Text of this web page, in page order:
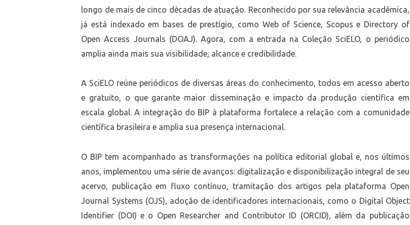
longo de mais de cinco décadas de atuação. Reconhecido por sua relevância acadêmica,
já está indexado em bases de prestígio, como Web of Science, Scopus e Directory of
Open Access Journals (DOAJ). Agora, com a entrada na Coleção SciELO, o periódico
amplia ainda mais sua visibilidade, alcance e credibilidade.
A SciELO reúne periódicos de diversas áreas do conhecimento, todos em acesso aberto
e gratuito, o que garante maior disseminação e impacto da produção científica em
escala global. A integração do BIP à plataforma fortalece a relação com a comunidade
científica brasileira e amplia sua presença internacional.
O BIP tem acompanhado as transformações na política editorial global e, nos últimos
anos, implementou uma série de avanços: digitalização e disponibilização integral de seu
acervo, publicação em fluxo contínuo, tramitação dos artigos pela plataforma Open
Journal Systems (OJS), adoção de identificadores internacionais, como o Digital Object
Identifier (DOI) e o Open Researcher and Contributor ID (ORCID), além da publicação